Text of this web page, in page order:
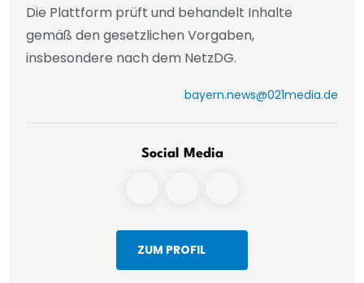
Die Plattform prüft und behandelt Inhalte
gemäß den gesetzlichen Vorgaben,
insbesondere nach dem NetzDG.
bayern.news@021media.de
Social Media
ZUM PROFIL